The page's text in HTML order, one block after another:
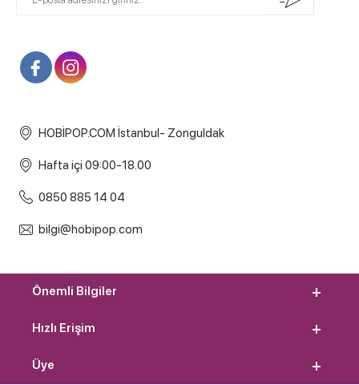
HOBİPOP.COM İstanbul- Zonguldak
Hafta içi 09:00-18.00
0850 885 14 04
bilgi@hobipop.com
Önemli Bilgiler
Hızlı Erişim
Üye